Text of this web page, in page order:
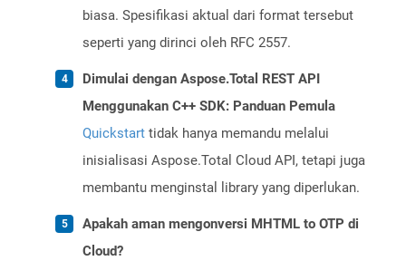
biasa. Spesifikasi aktual dari format tersebut
seperti yang dirinci oleh RFC 2557.
Dimulai dengan Aspose.Total REST API
Menggunakan C++ SDK: Panduan Pemula
Quickstart tidak hanya memandu melalui
inisialisasi Aspose.Total Cloud API, tetapi juga
membantu menginstal library yang diperlukan.
Apakah aman mengonversi MHTML to OTP di
Cloud?